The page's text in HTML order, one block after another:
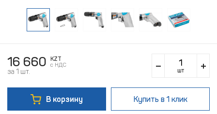
16 660
KZT
c НДС
за 1 шт. шт
В корзину Купить в 1 клик